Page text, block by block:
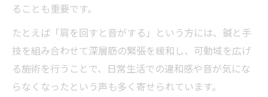
ることも重要です。
たとえば「肩を回すと音がする」という方には、鍼と手
技を組み合わせて深層筋の緊張を緩和し、可動域を広げ
る施術を行うことで、日常生活での違和感や音が気にな
らなくなったという声も多く寄せられています。